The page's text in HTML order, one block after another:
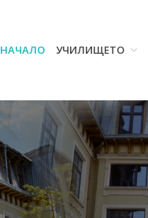
НАЧАЛО УЧИЛИЩЕТО